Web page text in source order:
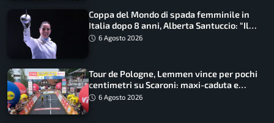
Coppa del Mondo di spada femminile in
Italia dopo 8 anni, Alberta Santuccio: “Il
lavoro dà sempre i suoi frutti”
6 Agosto 2026
Tour de Pologne, Lemmen vince per pochi
centimetri su Scaroni: maxi-caduta e
tappa accorciata
6 Agosto 2026